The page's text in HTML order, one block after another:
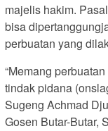
majelis hakim.
bisa
perbuatan yang
“Memang
tindak pidana
Sugeng Achmad
Gosen Butar-Butar,